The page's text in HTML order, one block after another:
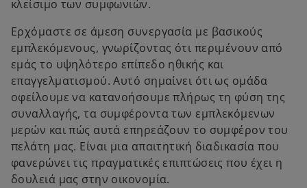
κλείσιμο των συμφωνιών.
Ερχόμαστε σε άμεση συνεργασία με βασικούς
εμπλεκόμενους, γνωρίζοντας ότι περιμένουν από
εμάς το υψηλότερο επίπεδο ηθικής και
επαγγελματισμού. Αυτό σημαίνει ότι ως ομάδα
οφείλουμε να κατανοήσουμε πλήρως τη φύση της
συναλλαγής, τα συμφέροντα των εμπλεκόμενων
μερών και πώς αυτά επηρεάζουν το συμφέρον του
πελάτη μας. Είναι μια απαιτητική διαδικασία που
φανερώνει τις πραγματικές επιπτώσεις που έχει η
δουλειά μας στην οικονομία.